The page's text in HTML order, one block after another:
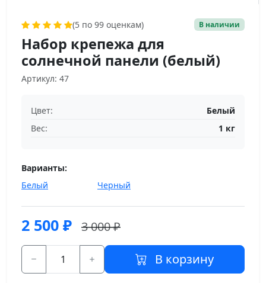
(5 по 99 оценкам) В наличии
Набор крепежа для
солнечной панели (белый)
Артикул: 47
Цвет:
Белый
Вес:
1 кг
Варианты:
Белый
Черный
2 500 ₽ 3 000 ₽
В корзину